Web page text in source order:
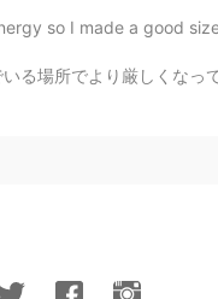
so I made a good
なっています。 4月末まで延長されます。 ま